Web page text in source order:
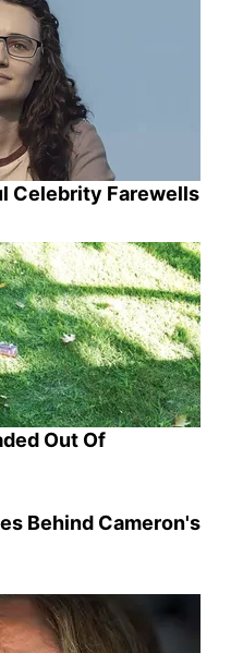
Celebrity Farewells
Out Of
Behind Cameron's